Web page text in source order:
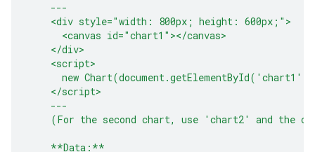
    ---
    <div style="width: 800px; height: 600px;">
      <canvas id="chart1"></canvas>
    </div>
    <script>
new
    </script>
    ---
(For the second chart, use 'chart2' and the
    **Data:**